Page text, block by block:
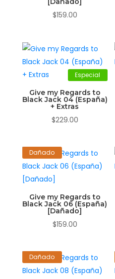
$159.00
Especial
Give my Regards to
Black Jack 04 (España)
+ Extras
$229.00
Dañado
Give my Regards to
Black Jack 06 (España)
[Dañado]
$159.00
Dañado